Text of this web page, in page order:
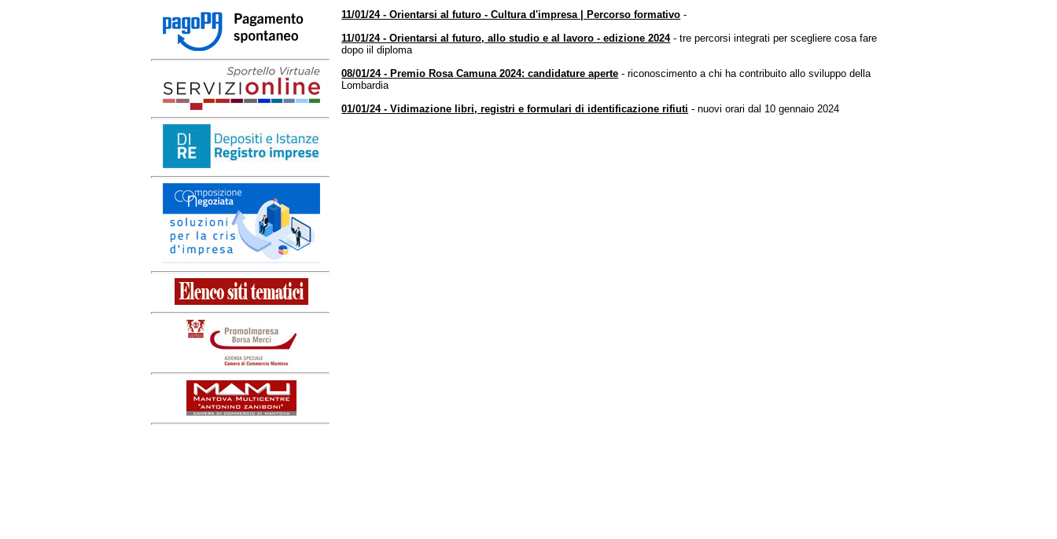
11/01/24 - Orientarsi al futuro - Cultura d'impresa | Percorso formativo -
11/01/24 - Orientarsi al futuro, allo studio e al lavoro - edizione 2024 - tre percorsi integrati per scegliere cosa fare
dopo iil diploma
08/01/24 - Premio Rosa Camuna 2024: candidature aperte - riconoscimento a chi ha contribuito allo sviluppo della
Lombardia
01/01/24 - Vidimazione libri, registri e formulari di identificazione rifiuti - nuovi orari dal 10 gennaio 2024